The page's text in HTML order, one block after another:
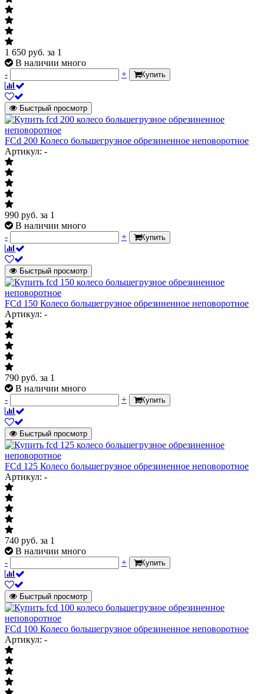
1 650 руб. за 1
В наличии много
-
+ Купить
Быстрый просмотр
FCd 200 Колесо большегрузное обрезиненное неповоротное
Артикул: -
990 руб. за 1
В наличии много
-
+ Купить
Быстрый просмотр
FCd 150 Колесо большегрузное обрезиненное неповоротное
Артикул: -
790 руб. за 1
В наличии много
-
+ Купить
Быстрый просмотр
FCd 125 Колесо большегрузное обрезиненное неповоротное
Артикул: -
740 руб. за 1
В наличии много
-
+ Купить
Быстрый просмотр
FCd 100 Колесо большегрузное обрезиненное неповоротное
Артикул: -